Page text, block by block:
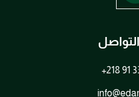
+218 91